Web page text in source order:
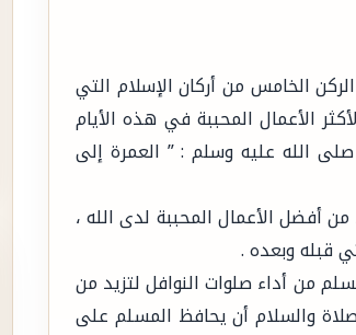
الخامس من أركان الإسلام التي
الأعمال المحببة في هذه الأيام
الله عليه وسلم : ” العمرة إلى
أفضل الأعمال المحببة لدى الله ،
قبله وبعده .
من أداء صلوات النوافل لتزيد من
والسلام أن يحافظ المسلم على